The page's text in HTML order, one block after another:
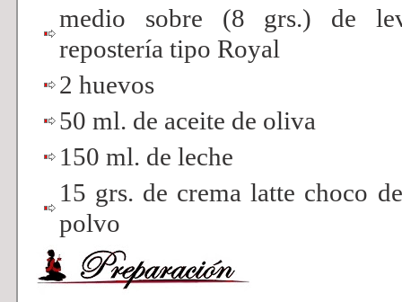
medio sobre (8 grs.) de
repostería tipo Royal
2 huevos
50 ml. de aceite de oliva
150 ml. de leche
15 grs. de crema latte choco
polvo